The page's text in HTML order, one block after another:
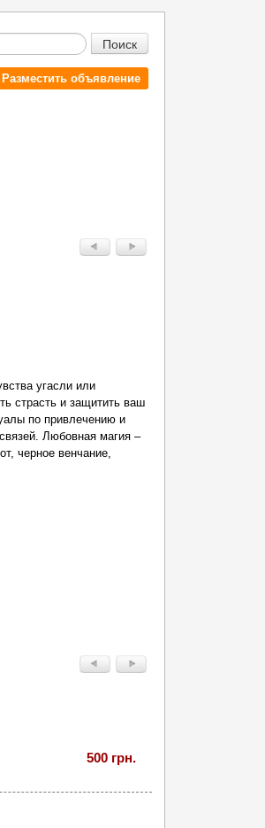
Поиск
Разместить объявление
угасли или
страсть и защитить ваш
по привлечению и
Любовная магия –
черное венчание,
500 грн.